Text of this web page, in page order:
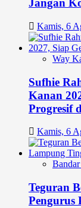
Jangan
Kamis, 6
Way
Sufhie
Kanan
Progresif
Kamis, 6
Teguran
Pengurus